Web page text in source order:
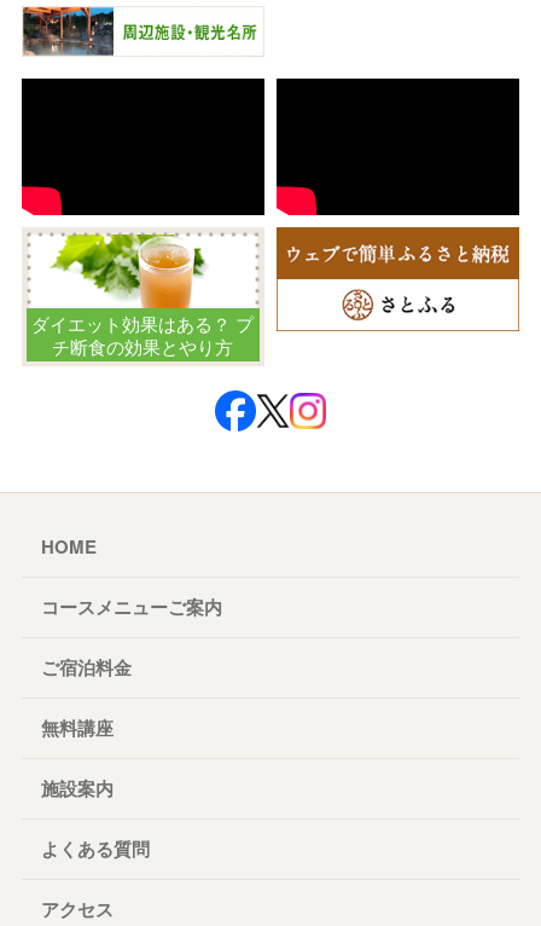
ダイエット効果はある？ プ
チ断食の効果とやり方
HOME
コースメニューご案内
ご宿泊料金
無料講座
施設案内
よくある質問
アクセス